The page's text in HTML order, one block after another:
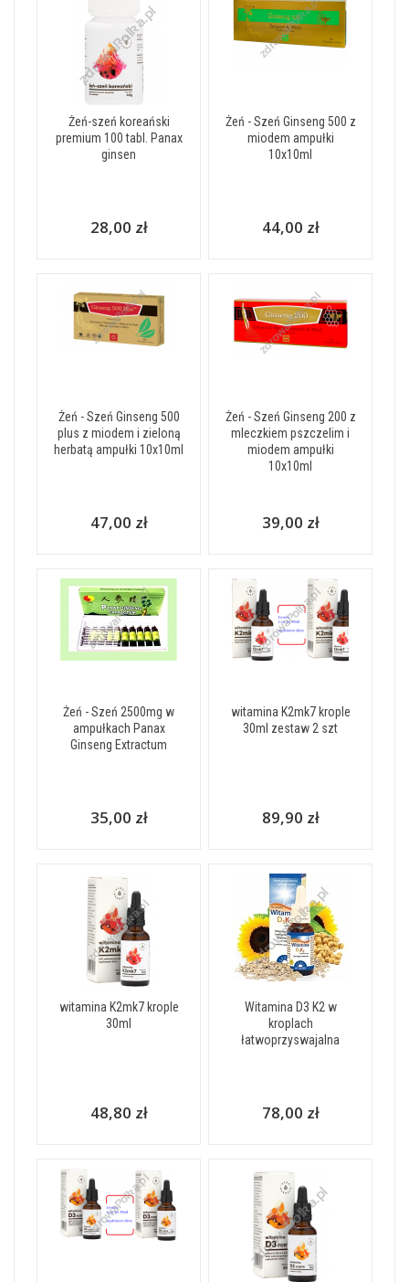
Żeń-szeń koreański
premium 100 tabl. Panax
ginsen
28,00 zł
Żeń - Szeń Ginseng 500 z
miodem ampułki
10x10ml
44,00 zł
Żeń - Szeń Ginseng 500
plus z miodem i zieloną
herbatą ampułki 10x10ml
47,00 zł
Żeń - Szeń Ginseng 200 z
mleczkiem pszczelim i
miodem ampułki
10x10ml
39,00 zł
Żeń - Szeń 2500mg w
ampułkach Panax
Ginseng Extractum
35,00 zł
witamina K2mk7 krople
30ml zestaw 2 szt
89,90 zł
witamina K2mk7 krople
30ml
48,80 zł
Witamina D3 K2 w
kroplach
łatwoprzyswajalna
78,00 zł